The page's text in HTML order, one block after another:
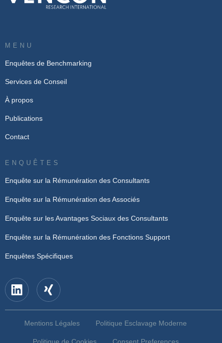
MENU
Enquêtes de Benchmarking
Services de Conseil
À propos
Publications
Contact
ENQUÊTES
Enquête sur la Rémunération des Consultants
Enquête sur la Rémunération des Associés
Enquête sur les Avantages Sociaux des Consultants
Enquête sur la Rémunération des Fonctions Support
Enquêtes Spécifiques
Mentions Légales Politique Esclavage Moderne